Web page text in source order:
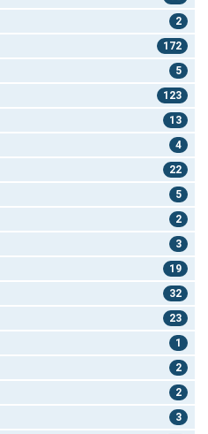
2
172
5
123
13
4
22
5
2
3
19
32
23
1
2
2
3